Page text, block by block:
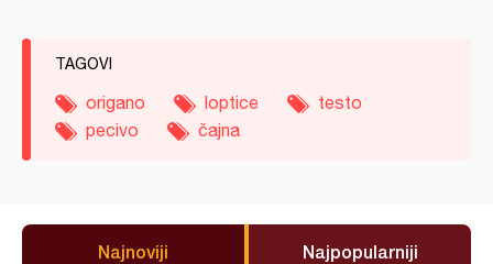
TAGOVI
origano loptice
testo
pecivo
čajna
Najnoviji Najpopularniji